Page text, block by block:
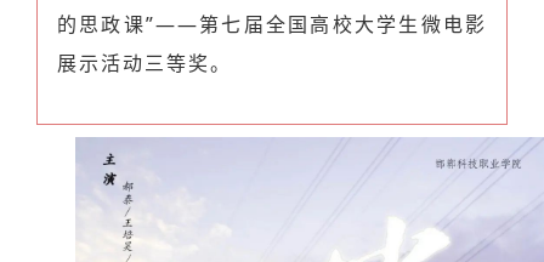
的思政课”——第七届全国高校大学生微电影
展示活动三等奖。